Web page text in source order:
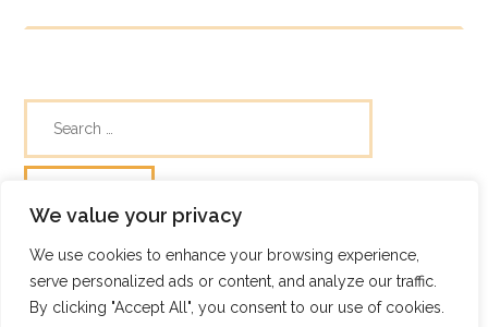
We value your privacy
We use cookies to enhance your browsing experience,
serve personalized ads or content, and analyze our traffic.
By clicking "Accept All", you consent to our use of cookies.
Frugix Theme by Photricity